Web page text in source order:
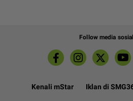
Follow media
Kenali mStar Iklan di